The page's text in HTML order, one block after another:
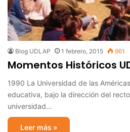
Blog UDLAP 1 febrero, 2015 961
Momentos Históricos
1990 La Universidad de las
educativa, bajo la dirección del
universidad…
Leer más »